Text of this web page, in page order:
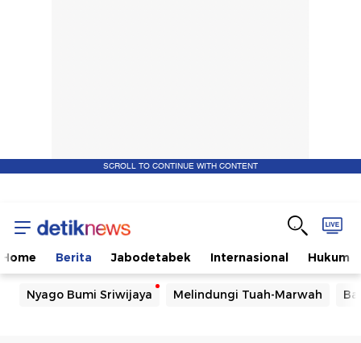
SCROLL TO CONTINUE WITH CONTENT
Home Berita Jabodetabek Internasional Hukum
Nyago Bumi Sriwijaya Melindungi Tuah-Marwah